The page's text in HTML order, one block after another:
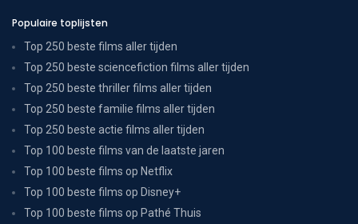
Populaire toplijsten
Top 250 beste films aller tijden
Top 250 beste sciencefiction films aller tijden
Top 250 beste thriller films aller tijden
Top 250 beste familie films aller tijden
Top 250 beste actie films aller tijden
Top 100 beste films van de laatste jaren
Top 100 beste films op Netflix
Top 100 beste films op Disney+
Top 100 beste films op Pathé Thuis